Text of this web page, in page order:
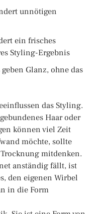
unnötigen
ein frisches
Styling-Ergebnis
Glanz, ohne das
das Styling.
Haar oder
können viel Zeit
möchte, sollte
mitdenken.
anständig fällt, ist
den eigenen Wirbel
in die Form